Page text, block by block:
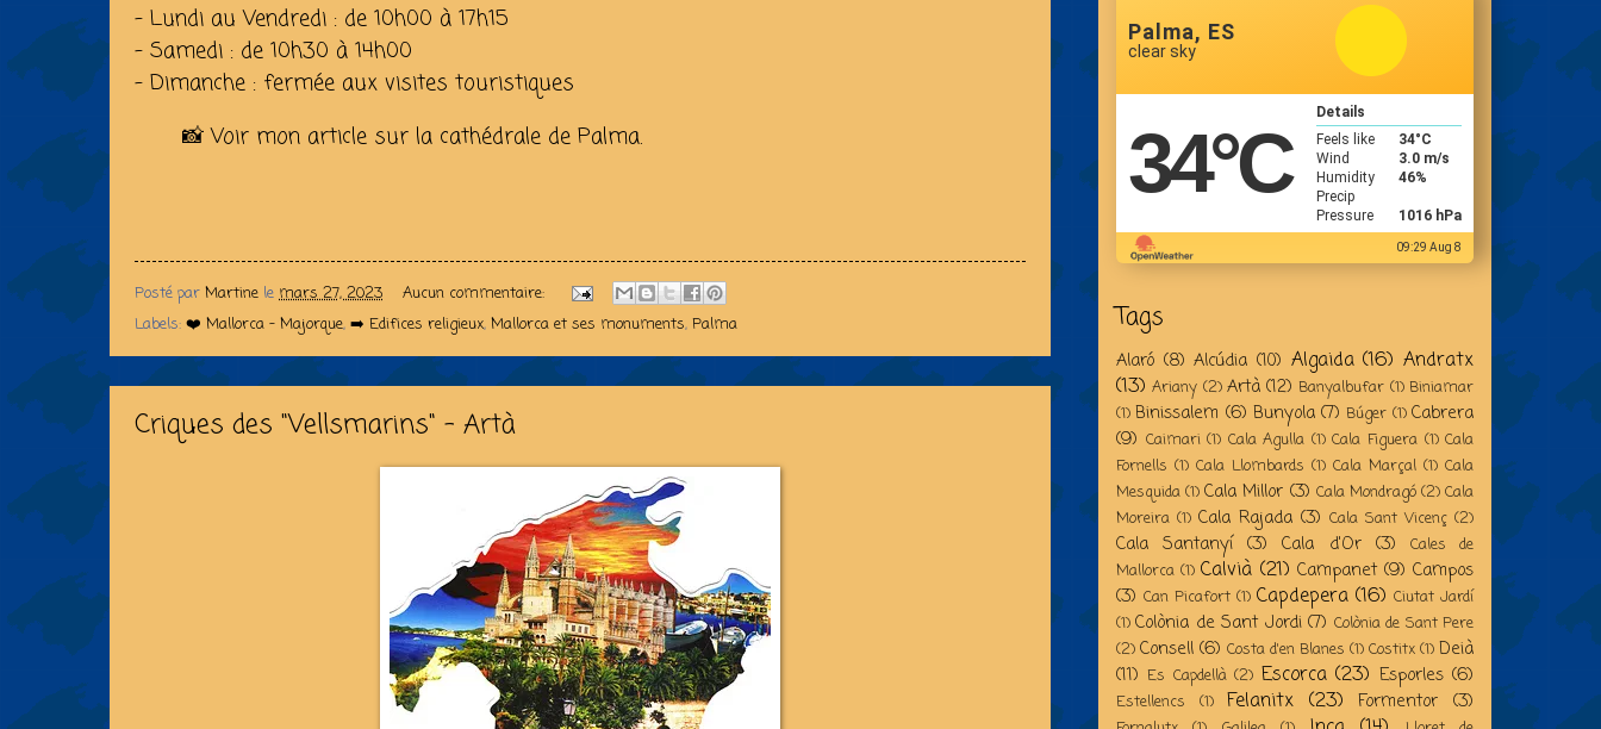
- Lundi au Vendredi : de 10h00 à 17h15
- Samedi : de 10h30 à 14h00
- Dimanche : fermée aux visites touristiques
📸 Voir mon article sur la cathédrale de Palma.
Posté par Martine le mars 27, 2023
Aucun commentaire:
Labels: ❤️ Mallorca - Majorque, ➡️ Edifices religieux, Mallorca et ses monuments, Palma
Criques des "Vellsmarins" - Artà
Palma, ES
clear sky
34°C
Details
Feels like
34°C
Wind
3.0 m/s
Humidity
46%
Precip
Pressure
1016 hPa
09:29 Aug 8
Tags
Alaró (8) Alcúdia (10) Algaida (16) Andratx
(13) Ariany (2) Artà (12) Banyalbufar (1) Biniamar
(1) Binissalem (6) Bunyola (7) Búger (1) Cabrera
(9) Caimari (1) Cala Agulla (1) Cala Figuera (1) Cala
Fornells (1) Cala Llombards (1) Cala Marçal (1) Cala
Mesquida (1) Cala Millor (3) Cala Mondragó (2) Cala
Moreira (1) Cala Rajada (3) Cala Sant Vicenç (2)
Cala Santanyí (3) Cala d'Or (3)
Cales de
Mallorca (1) Calvià (21) Campanet (9) Campos
(3) Can Picafort (1) Capdepera (16) Ciutat Jardí
(1) Colònia de Sant Jordi (7) Colònia de Sant Pere
(2) Consell (6) Costa d'en Blanes (1) Costitx (1) Deià
(11) Es Capdellà (2) Escorca (23) Esporles (6)
Estellencs (1) Felanitx (23) Formentor (3)